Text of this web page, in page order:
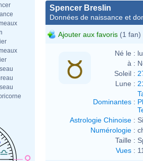
Spencer Breslin
Données de naissance et
Ajouter aux favoris (1 fan)
Né le :
à :
Soleil :
Lune :
Dominantes :
Astrologie Chinoise :
Numérologie :
Taille :
Vues :